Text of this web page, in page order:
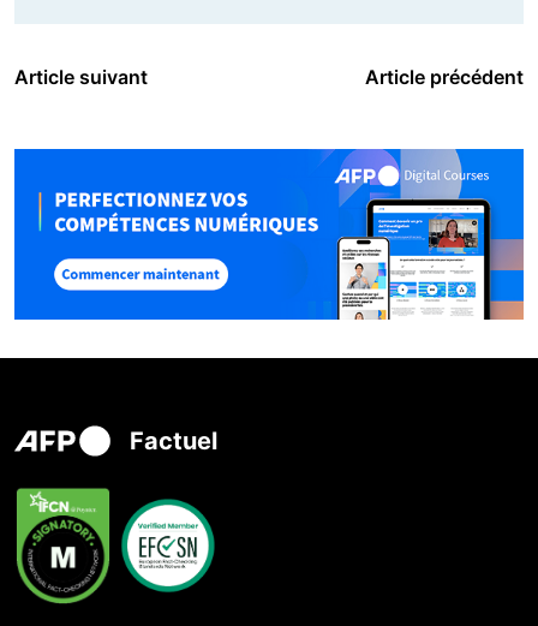
Article suivant Article précédent
Factuel